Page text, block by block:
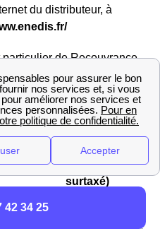
du distributeur, à
de Recouvrance
de Recouvrance
au réseau ErDF, c'est
tourner.
09 72 67 50 90 140 (non
surtaxé)
42 34 25